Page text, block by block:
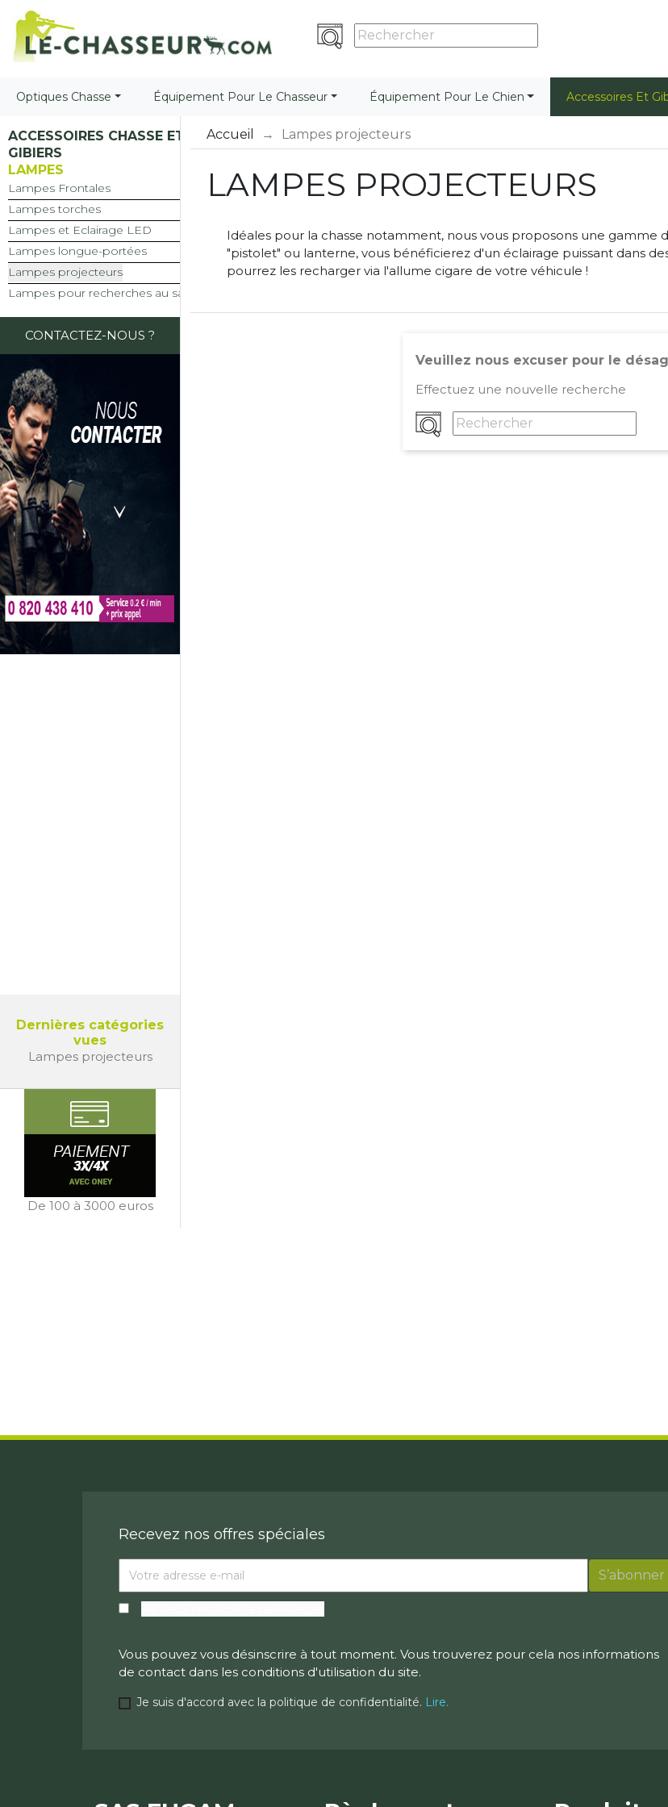
Optiques Chasse Équipement Pour Le Chasseur Équipement Pour Le Chien Accessoires Et
ACCESSOIRES CHASSE ET
GIBIERS
LAMPES
Lampes Frontales
Lampes torches
Lampes et Eclairage LED
Lampes longue-portées
Lampes projecteurs
Lampes pour recherches au sang
CONTACTEZ-NOUS ?
Dernières catégories
vues
Lampes projecteurs
De 100 à 3000 euros
Accueil Lampes projecteurs
LAMPES PROJECTEURS
Idéales pour la chasse notamment, nous vous proposons une
"pistolet" ou lanterne, vous bénéficierez d'un éclairage puissant dans
pourrez les recharger via l'allume cigare de votre véhicule !
Veuillez nous excuser pour le
Effectuez une nouvelle recherche
Recevez nos offres spéciales
Vous pouvez vous désinscrire à tout moment. Vous trouverez pour cela nos informations
de contact dans les conditions d'utilisation du site.
Je suis d'accord avec la politique de confidentialité. Lire.